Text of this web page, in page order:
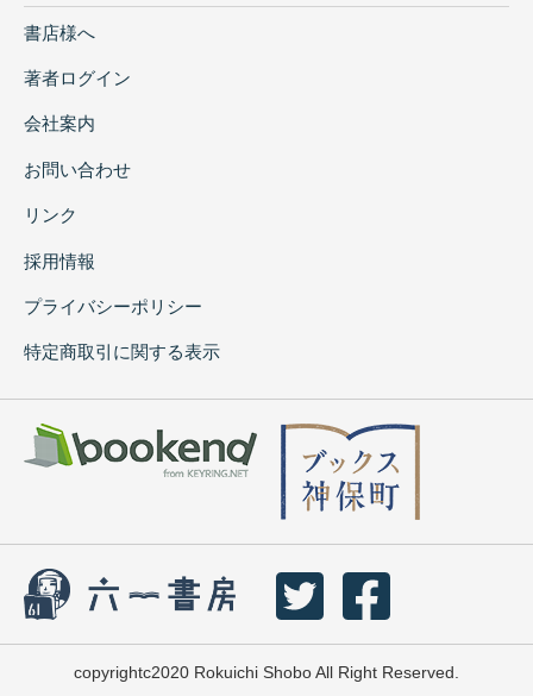
書店様へ
著者ログイン
会社案内
お問い合わせ
リンク
採用情報
プライバシーポリシー
特定商取引に関する表示
copyrightc2020 Rokuichi Shobo All Right Reserved.